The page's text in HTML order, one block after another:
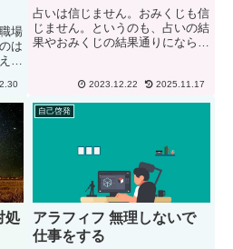
場
は
て
職
が
る
占いは信じません。おみくじも信
じません。というのも、占いの結
果やおみくじの結果通りにならな
なんて、同じ星座の方はすべてそ
の占い通りになるなんてことは絶
対にありませんから。結局のと
2023.12.22 2025.11.17
処
自己啓発
アラフィフ 無理しないで
仕事をする